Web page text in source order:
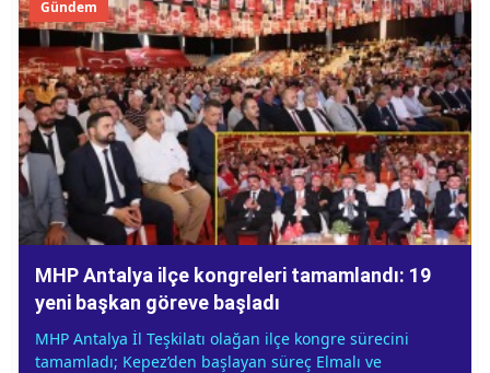
Gündem
MHP Antalya ilçe kongreleri tamamlandı: 19
yeni başkan göreve başladı
MHP Antalya İl Teşkilatı olağan ilçe kongre sürecini
tamamladı; Kepez’den başlayan süreç Elmalı ve